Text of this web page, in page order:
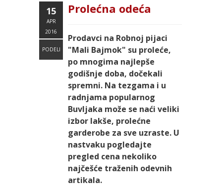
15
APR
2016
PODELI
Prolećna odeća
Prodavci na Robnoj pijaci
"Mali Bajmok" su proleće,
po mnogima najlepše
godišnje doba, dočekali
spremni. Na tezgama i u
radnjama popularnog
Buvljaka može se naći veliki
izbor lakše, prolećne
garderobe za sve uzraste. U
nastvaku pogledajte
pregled cena nekoliko
najčešće traženih odevnih
artikala.